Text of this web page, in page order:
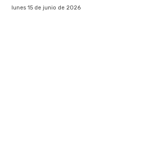
lunes 15 de junio de 2026